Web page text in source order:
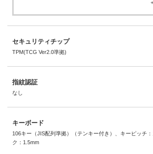
セキュリティチップ
TPM(TCG Ver2.0準拠)
指紋認証
なし
キーボード
106キー（JIS配列準拠）（テンキー付き）、キーピッチ
ク：1.5mm